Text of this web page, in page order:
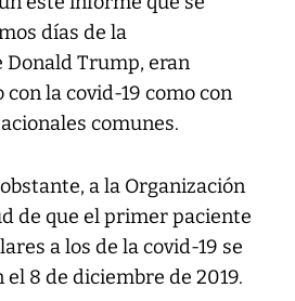
días de la
Trump, eran
la covid-19 como con
comunes.
a la Organización
de que el primer paciente
a los de la covid-19 se
8 de diciembre de 2019.